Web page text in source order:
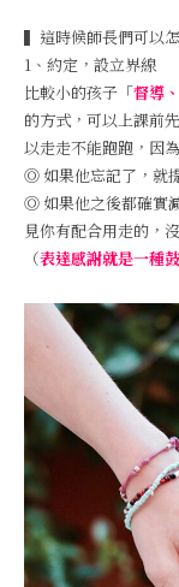
▍這時候師長們可以
1、約定，設立界線
比較小的孩子「督導
的方式，可以上課前
以走走不能跑跑，因
Ⓞ 如果他忘記了，就
Ⓞ 如果他之後都確實
見你有配合用走的，
（表達感謝就是一種